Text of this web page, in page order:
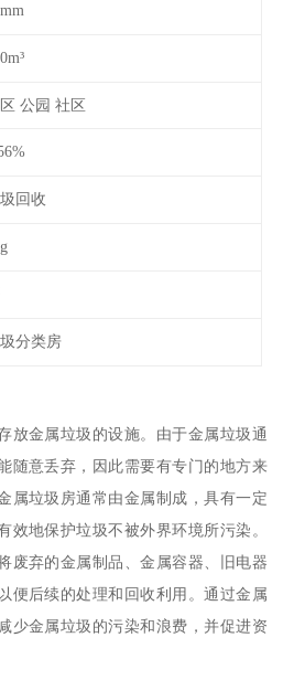
公园 社区
回收
分类房
放金属垃圾的设施。由于金属垃圾通
随意丢弃，因此需要有专门的地方来
属垃圾房通常由金属制成，具有一定
效地保护垃圾不被外界环境所污染。
废弃的金属制品、金属容器、旧电器
便后续的处理和回收利用。通过金属
少金属垃圾的污染和浪费，并促进资